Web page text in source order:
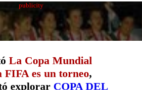
publicity
La Copa Mundial
FIFA es un torneo,
explorar COPA DEL